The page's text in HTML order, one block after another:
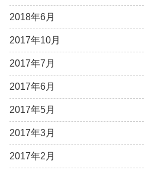
2018年6月
2017年10月
2017年7月
2017年6月
2017年5月
2017年3月
2017年2月